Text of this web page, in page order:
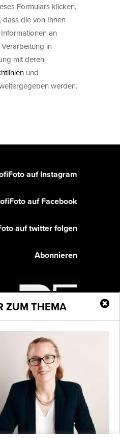
Formulars klicken,
dass die von Ihnen
an
in
mit deren
und
werden.
ZUM THEMA
auf Instagram
auf Facebook
auf twitter folgen
Abonnieren
PF Publishing GmbH
GmbH. All rights
oben